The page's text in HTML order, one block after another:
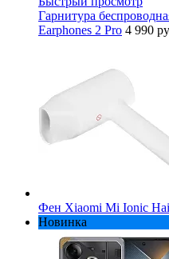
Гарнитура
Earphones 2 Pro 4 990
Фен Xiaomi Mi Ionic
Новинка